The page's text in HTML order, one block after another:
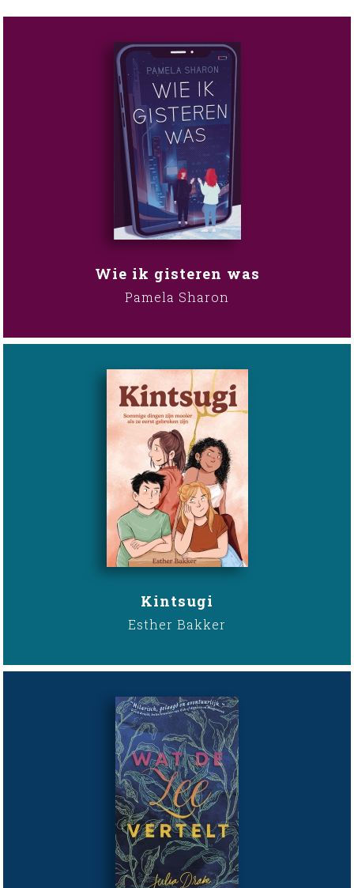
Wie ik gisteren was
Pamela Sharon
Kintsugi
Esther Bakker